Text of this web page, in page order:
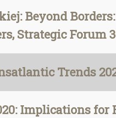
Beyond
Strategic Forum
Trends
Implications for